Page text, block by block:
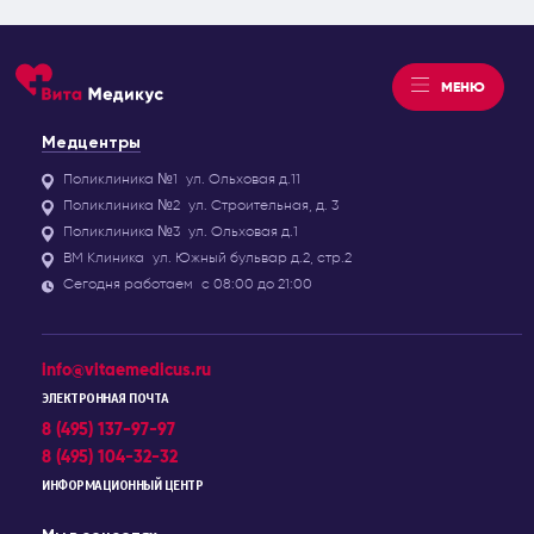
МЕНЮ
Медцентры
Поликлиника №1 ул. Ольховая д.11
Поликлиника №2 ул. Строительная, д. 3
Поликлиника №3 ул. Ольховая д.1
ВМ Клиника ул. Южный бульвар д.2, стр.2
Сегодня работаем с 08:00 до 21:00
info@vitaemedicus.ru
ЭЛЕКТРОННАЯ ПОЧТА
8 (495) 137-97-97
8 (495) 104-32-32
ИНФОРМАЦИОННЫЙ ЦЕНТР